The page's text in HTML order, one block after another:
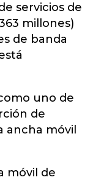
servicios de
millones)
de banda
uno de
de
ancha móvil
móvil de